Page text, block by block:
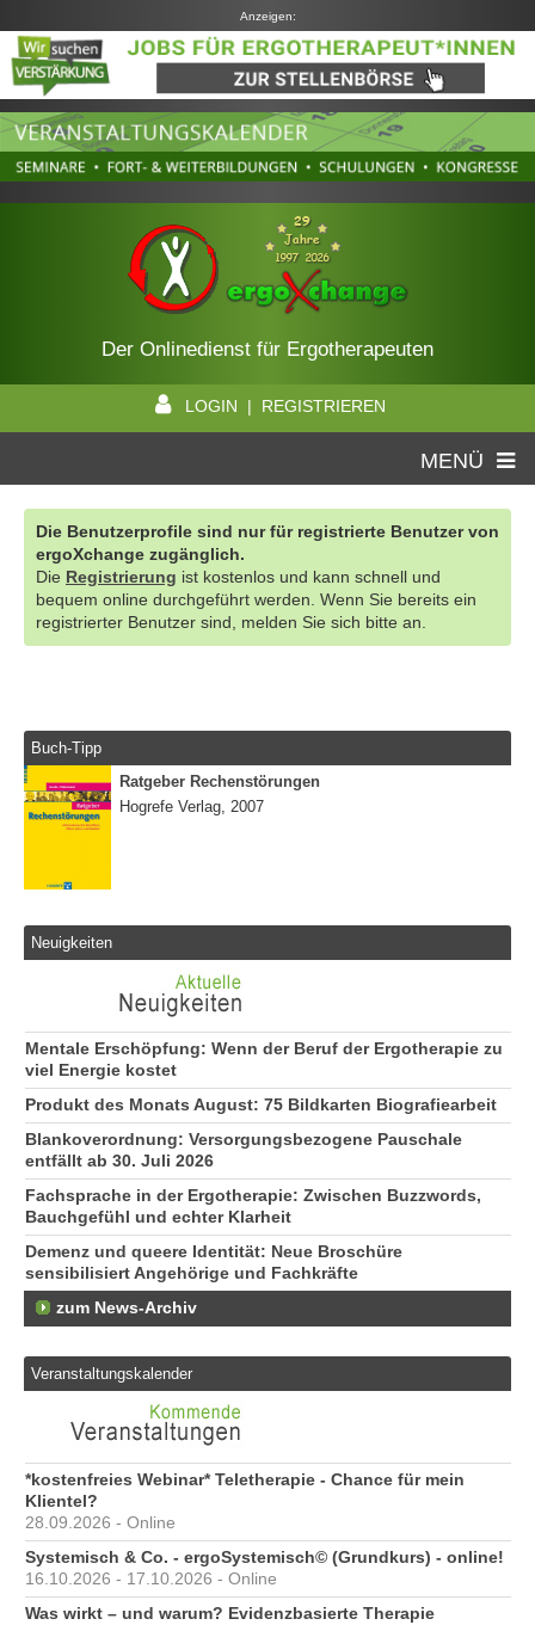
Anzeigen:
Der Onlinedienst für Ergotherapeuten
LOGIN | REGISTRIEREN
MENÜ
Die Benutzerprofile sind nur für registrierte Benutzer von
ergoXchange zugänglich.
Die Registrierung ist kostenlos und kann schnell und
bequem online durchgeführt werden. Wenn Sie bereits ein
registrierter Benutzer sind, melden Sie sich bitte an.
Buch-Tipp
Ratgeber Rechenstörungen
Hogrefe Verlag, 2007
Neuigkeiten
Mentale Erschöpfung: Wenn der Beruf der Ergotherapie zu
viel Energie kostet
Produkt des Monats August: 75 Bildkarten Biografiearbeit
Blankoverordnung: Versorgungsbezogene Pauschale
entfällt ab 30. Juli 2026
Fachsprache in der Ergotherapie: Zwischen Buzzwords,
Bauchgefühl und echter Klarheit
Demenz und queere Identität: Neue Broschüre
sensibilisiert Angehörige und Fachkräfte
zum News-Archiv
Veranstaltungskalender
*kostenfreies Webinar* Teletherapie - Chance für mein
Klientel?
28.09.2026 - Online
Systemisch & Co. - ergoSystemisch© (Grundkurs) - online!
16.10.2026 - 17.10.2026 - Online
Was wirkt – und warum? Evidenzbasierte Therapie